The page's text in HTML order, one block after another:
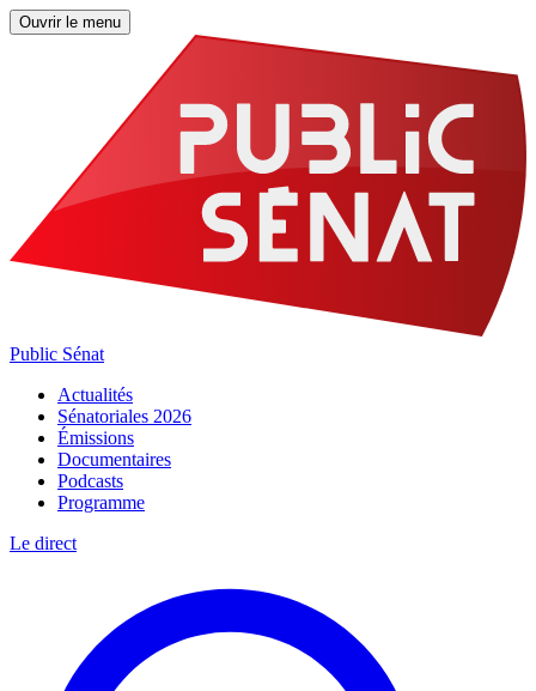
Ouvrir le menu
Public Sénat
Actualités
Sénatoriales 2026
Émissions
Documentaires
Podcasts
Programme
Le direct